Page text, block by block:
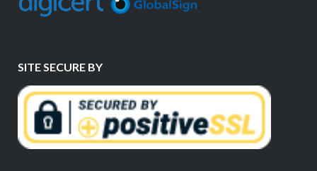
SITE SECURE BY